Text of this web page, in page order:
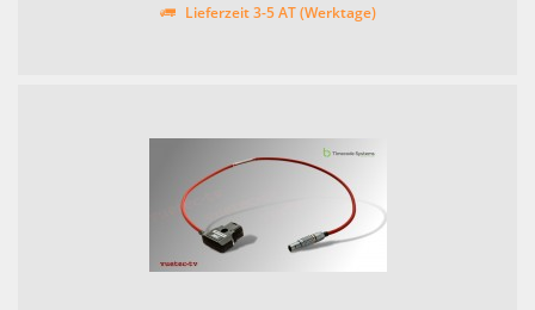
Lieferzeit 3-5 AT (Werktage)